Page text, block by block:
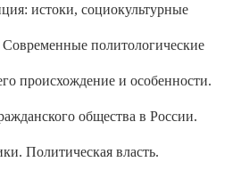
истоки, социокультурные
политологические
происхождение и особенности.
общества в России.
Политическая власть.